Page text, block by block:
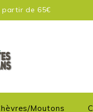
partir de 65€
moutons